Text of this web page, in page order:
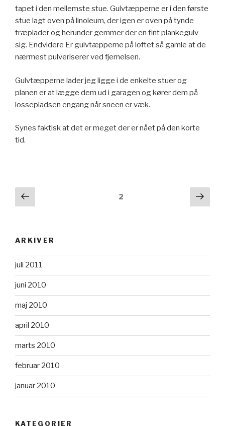
tapet i den mellemste stue. Gulvtæpperne er i den første
stue lagt oven på linoleum, der igen er oven på tynde
træplader og herunder gemmer der en fint plankegulv
sig. Endvidere Er gulvtæpperne på loftet så gamle at de
nærmest pulveriserer ved fjernelsen.
Gulvtæpperne lader jeg ligge i de enkelte stuer og
planen er at lægge dem ud i garagen og kører dem på
lossepladsen engang når sneen er væk.
Synes faktisk at det er meget der er nået på den korte
tid.
Navigation
til
Forrige
side
2
side
ARKIVER
juli 2011
juni 2010
maj 2010
april 2010
marts 2010
februar 2010
januar 2010
KATEGORIER